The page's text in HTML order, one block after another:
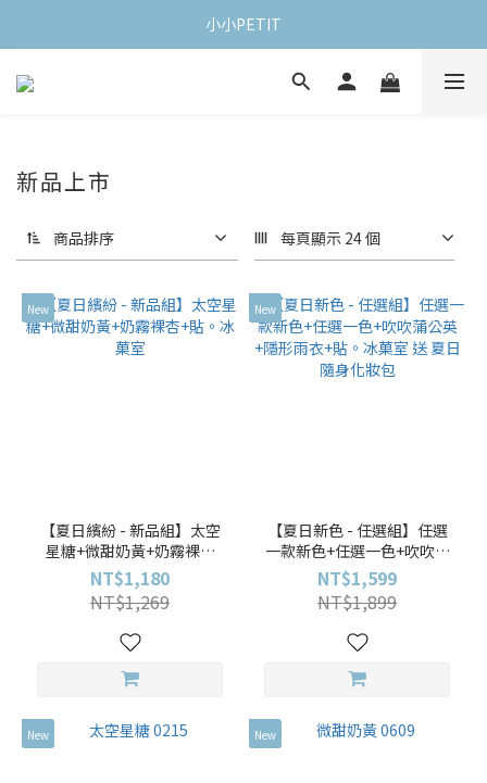
小小PETIT
新品上市
商品排序 每頁顯示 24 個
New
【夏日繽紛 - 新品組】太空
星糖+微甜奶黃+奶霧裸杏
+貼。冰菓室
NT$1,180
NT$1,269
New
【夏日新色 - 任選組】任選
一款新色+任選一色+吹吹蒲
公英+隱形雨衣+貼。冰菓室
送 夏日隨身化妝包
NT$1,599
NT$1,899
New New